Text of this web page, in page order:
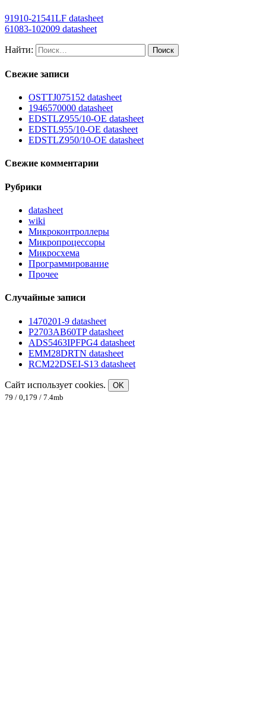
91910-21541LF datasheet
61083-102009 datasheet
Найти:
Свежие записи
OSTTJ075152 datasheet
1946570000 datasheet
EDSTLZ955/10-OE datasheet
EDSTL955/10-OE datasheet
EDSTLZ950/10-OE datasheet
Свежие комментарии
Рубрики
datasheet
wiki
Микроконтроллеры
Микропроцессоры
Микросхема
Программирование
Прочее
Случайные записи
1470201-9 datasheet
P2703AB60TP datasheet
ADS5463IPFPG4 datasheet
EMM28DRTN datasheet
RCM22DSEI-S13 datasheet
Сайт использует cookies.
OK
79 / 0,179 / 7.4mb